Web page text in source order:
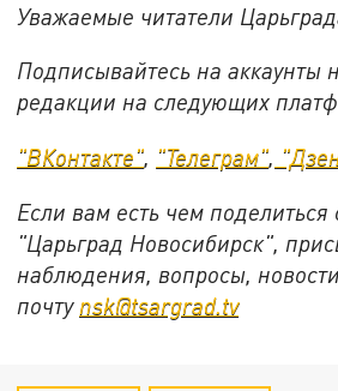
Уважаемые читатели
Подписывайтесь на аккаунты
редакции на следующих
"ВКонтакте", "Телеграм",
Если вам есть чем поделиться
"Царьград Новосибирск",
наблюдения, вопросы,
почту nsk@tsargrad.tv